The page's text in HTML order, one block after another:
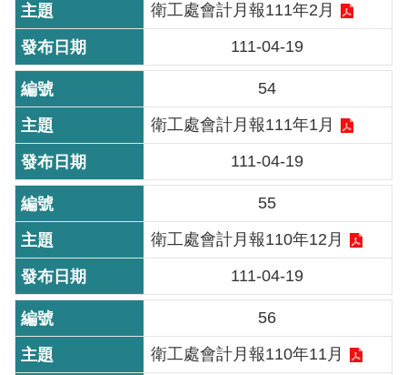
雙
語
詞
彙
TAIPEI
PASS
臺
北
通
政
府
網
站
資
衛工處會計月報111年2月
111-04-19
54
衛工處會計月報111年1月
111-04-19
55
衛工處會計月報110年12月
111-04-19
56
衛工處會計月報110年11月